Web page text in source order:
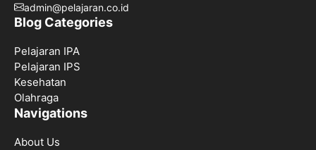
admin@pelajaran.co.id
Blog Categories
Pelajaran IPA
Pelajaran IPS
Kesehatan
Olahraga
Navigations
About Us